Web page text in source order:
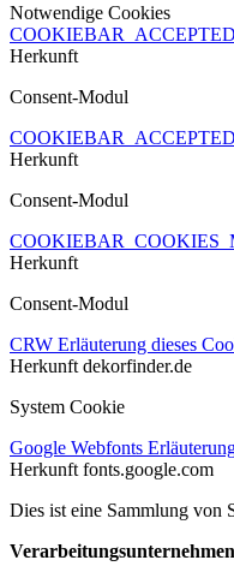
Notwendige Cookies
COOKIEBAR_ACCEPTED
Herkunft
Consent-Modul
Herkunft
Consent-Modul
Herkunft
Consent-Modul
CRW Erläuterung dieses
Herkunft dekorfinder.de
System Cookie
Google Webfonts
Herkunft fonts.google.com
Dies ist eine Sammlung von
Verarbeitungsunternehmen